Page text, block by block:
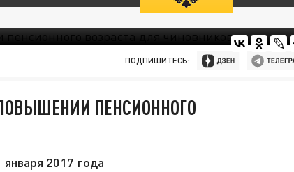
ПОДПИШИТЕСЬ:
ПЕНСИОННОГО
января 2017 года